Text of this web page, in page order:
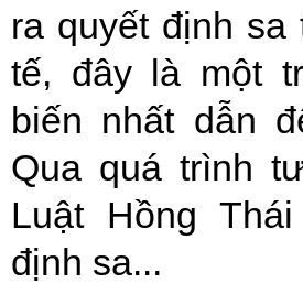
ra quyết định sa
tế, đây là một
biến nhất dẫn
Qua quá trình
Luật Hồng
định sa...